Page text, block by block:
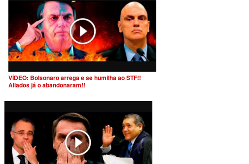
VÍDEO: Bolsonaro arrega e se humilha ao STF!!
Aliados já o abandonaram!!